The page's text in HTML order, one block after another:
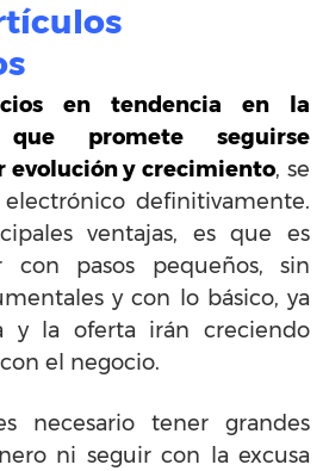
en tendencia en la
promete seguirse
evolución y crecimiento, se
definitivamente.
ventajas, es que es
con pasos pequeños, sin
y con lo básico, ya
y la oferta irán creciendo
el negocio.
necesario tener grandes
ni seguir con la excusa